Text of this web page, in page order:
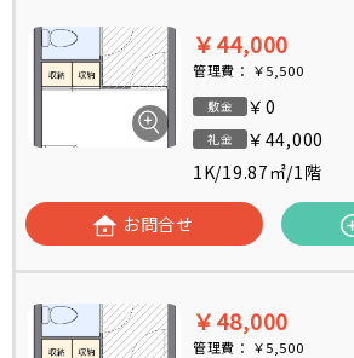
￥44,000
管理費： ￥5,500
敷金 ￥0
礼金
￥44,000
1K/19.87㎡/1階
お問合せ
￥48,000
管理費： ￥5,500